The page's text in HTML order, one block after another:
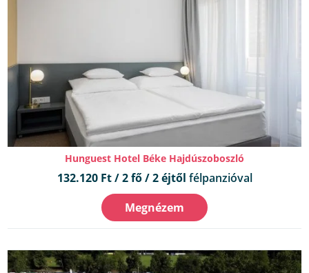
Hunguest Hotel Béke Hajdúszoboszló
132.120 Ft / 2 fő / 2 éjtől félpanzióval
Megnézem